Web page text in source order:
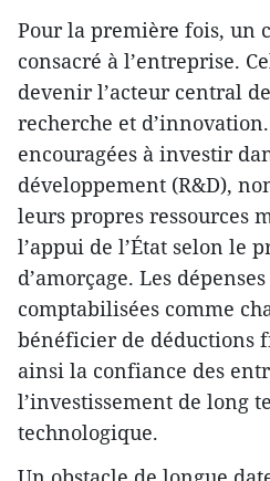
Pour la première fois, un
consacré à l’entreprise.
devenir l’acteur central
recherche et
encouragées à investir
développement (R&D),
leurs propres ressources
l’appui de l’État selon le
d’amorçage. Les
comptabilisées comme
bénéficier de déductions
ainsi la confiance des
l’investissement de long
technologique.